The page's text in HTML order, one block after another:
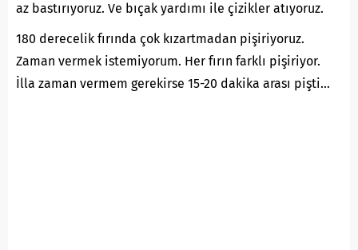
az bastırıyoruz. Ve bıçak yardımı ile çizikler atıyoruz.
180 derecelik fırında çok kızartmadan pişiriyoruz.
Zaman vermek istemiyorum. Her fırın farklı pişiriyor.
İlla zaman vermem gerekirse 15-20 dakika arası pişti…